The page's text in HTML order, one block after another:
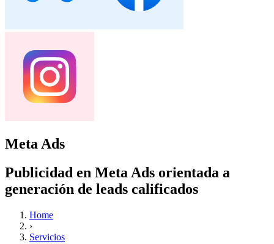
Meta Ads
Publicidad en Meta Ads orientada a
generación de leads calificados
Home
›
Servicios